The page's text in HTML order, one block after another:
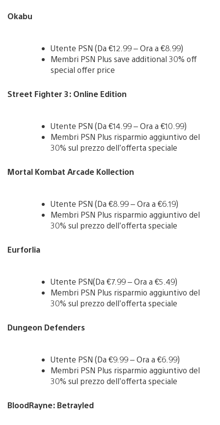
Okabu
Utente PSN (Da €12.99 – Ora a €8.99)
Membri PSN Plus save additional 30% off
special offer price
Street Fighter 3: Online Edition
Utente PSN (Da €14.99 – Ora a €10.99)
Membri PSN Plus risparmio aggiuntivo del
30% sul prezzo dell’offerta speciale
Mortal Kombat Arcade Kollection
Utente PSN (Da €8.99 – Ora a €6.19)
Membri PSN Plus risparmio aggiuntivo del
30% sul prezzo dell’offerta speciale
Eurforlia
Utente PSN(Da €7.99 – Ora a €5.49)
Membri PSN Plus risparmio aggiuntivo del
30% sul prezzo dell’offerta speciale
Dungeon Defenders
Utente PSN (Da €9.99 – Ora a €6.99)
Membri PSN Plus risparmio aggiuntivo del
30% sul prezzo dell’offerta speciale
BloodRayne: Betrayled